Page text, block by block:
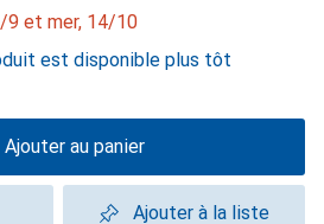
9 et mer, 14/10
est disponible plus tôt
Ajouter au panier
Ajouter à la liste